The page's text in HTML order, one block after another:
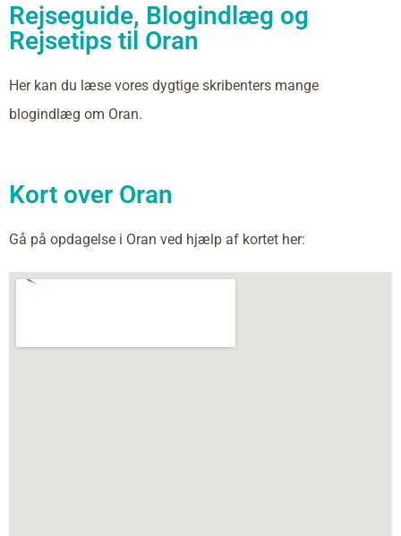
Rejseguide, Blogindlæg og
Rejsetips til Oran
Her kan du læse vores dygtige skribenters mange
blogindlæg om Oran.
Kort over Oran
Gå på opdagelse i Oran ved hjælp af kortet her: